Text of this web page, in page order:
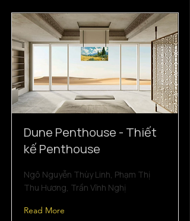
Dune Penthouse - Thiết
kế Penthouse
Ngô Nguyễn Thùy Linh, Phạm Thị
Thu Hương, Trần Vĩnh Nghị
Read More